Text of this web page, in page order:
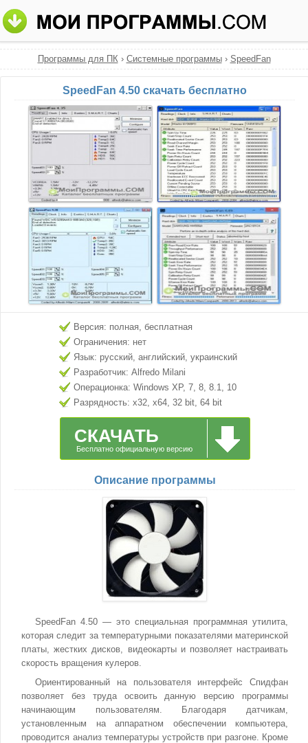
Программы для ПК› Системные программы› SpeedFan
SpeedFan 4.50 скачать бесплатно
Версия: полная, бесплатная
Ограничения: нет
Язык: русский, английский, украинский
Разработчик: Alfredo Milani
Операционка: Windows XP, 7, 8, 8.1, 10
Разрядность: x32, x64, 32 bit, 64 bit
СКАЧАТЬ
Бесплатно официальную версию
Описание программы
SpeedFan 4.50 — это специальная программная утилита,
которая следит за температурными показателями материнской
платы, жестких дисков, видеокарты и позволяет настраивать
скорость вращения кулеров.
Ориентированный на пользователя интерфейс Спидфан
позволяет без труда освоить данную версию программы
начинающим пользователям. Благодаря датчикам,
установленным на аппаратном обеспечении компьютера,
проводится анализ температуры устройств при разгоне. Кроме